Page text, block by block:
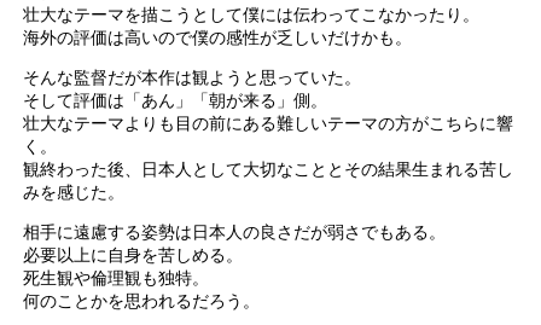
壮大なテーマを描こうとして僕には伝わってこなかったり。
海外の評価は高いので僕の感性が乏しいだけかも。
そんな監督だが本作は観ようと思っていた。
そして評価は「あん」「朝が来る」側。
壮大なテーマよりも目の前にある難しいテーマの方がこちらに響
く。
観終わった後、日本人として大切なこととその結果生まれる苦し
みを感じた。
相手に遠慮する姿勢は日本人の良さだが弱さでもある。
必要以上に自身を苦しめる。
死生観や倫理観も独特。
何のことかを思われるだろう。